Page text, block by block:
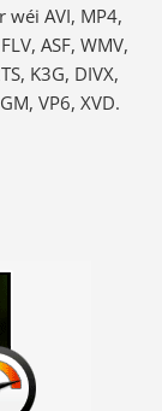
AVI, MP4,
ASF, WMV,
K3G, DIVX,
VP6, XVD.